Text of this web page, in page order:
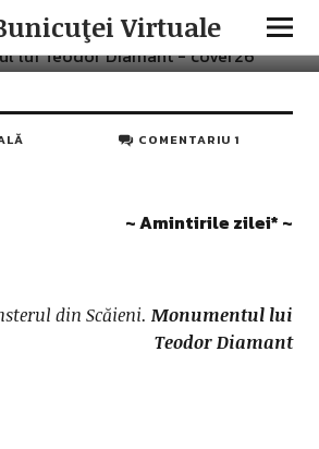
Virtuale
românilor
COMENTARIU 1
~ Amintirile zilei* ~
din Scăieni.Monumentul lui
Teodor Diamant